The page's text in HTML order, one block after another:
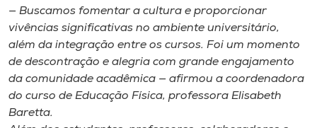
Unoesc
Store
Selecione
o idioma
— Buscamos fomentar a cultura e proporcionar
vivências significativas no ambiente universitário,
além da integração entre os cursos. Foi um momento
de descontração e alegria com grande engajamento
da comunidade acadêmica — afirmou a coordenadora
do curso de Educação Física, professora Elisabeth
Baretta.